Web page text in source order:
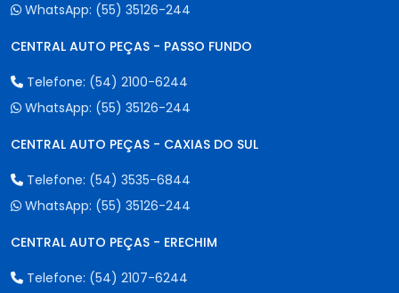
WhatsApp: (55) 35126-244
CENTRAL AUTO PEÇAS - PASSO FUNDO
Telefone: (54) 2100-6244
WhatsApp: (55) 35126-244
CENTRAL AUTO PEÇAS - CAXIAS DO SUL
Telefone: (54) 3535-6844
WhatsApp: (55) 35126-244
CENTRAL AUTO PEÇAS - ERECHIM
Telefone: (54) 2107-6244